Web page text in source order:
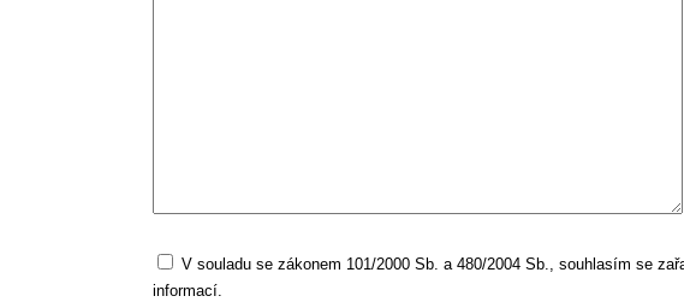
V souladu se zákonem 101/2000 Sb. a 480/2004 Sb., souhlasím se
informací.